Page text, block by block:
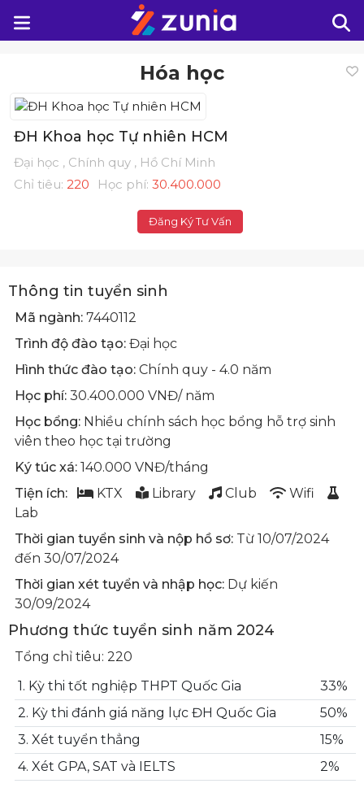
Hóa học
ĐH Khoa học Tự nhiên HCM
Đại học , Chính quy , Hồ Chí Minh
Chỉ tiêu: 220 Học phí: 30.400.000
Đăng Ký Tư Vấn
Thông tin tuyển sinh
Mã ngành: 7440112
Trình độ đào tạo: Đại học
Hình thức đào tạo: Chính quy - 4.0 năm
Học phí: 30.400.000 VNĐ/ năm
Học bổng: Nhiều chính sách học bổng hỗ trợ sinh
viên theo học tại trường
Ký túc xá: 140.000 VNĐ/tháng
Tiện ích:
KTX Library Club
Wifi
Lab
Thời gian tuyển sinh và nộp hồ sơ: Từ 10/07/2024
đến 30/07/2024
Thời gian xét tuyển và nhập học: Dự kiến
30/09/2024
Phương thức tuyển sinh năm 2024
Tổng chỉ tiêu: 220
1. Kỳ thi tốt nghiệp THPT Quốc Gia
33%
2. Kỳ thi đánh giá năng lực ĐH Quốc Gia
50%
3. Xét tuyển thẳng
15%
4. Xét GPA, SAT và IELTS
2%